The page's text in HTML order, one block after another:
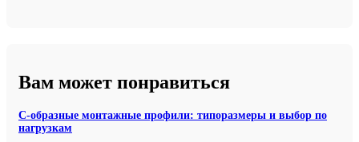
Вам может понравиться
С-образные монтажные профили: типоразмеры и выбор по
нагрузкам